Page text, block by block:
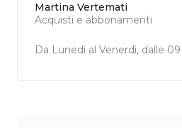
Martina Vertemati
Acquisti e abbonamenti
Da Lunedì al Venerdì, dalle 09